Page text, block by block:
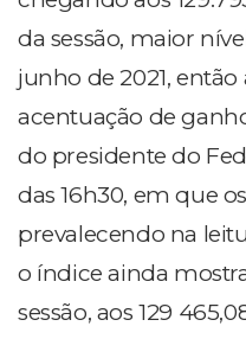
da sessão, maior
junho de 2021, então
acentuação de
do presidente do
das 16h30, em que
prevalecendo na
o índice ainda
sessão, aos 129